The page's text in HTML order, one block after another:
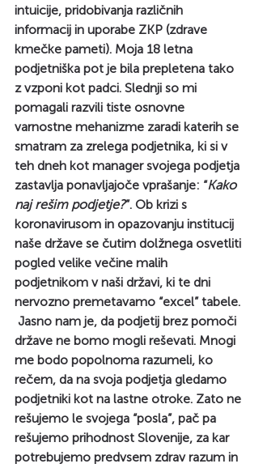
intuicije, pridobivanja različnih
informacij in uporabe ZKP (zdrave
kmečke pameti). Moja 18 letna
podjetniška pot je bila prepletena tako
z vzponi kot padci. Slednji so mi
pomagali razvili tiste osnovne
varnostne mehanizme zaradi katerih se
smatram za zrelega podjetnika, ki si v
teh dneh kot manager svojega podjetja
zastavlja ponavljajoče vprašanje: “Kako
naj rešim podjetje?”. Ob krizi s
koronavirusom in opazovanju institucij
naše države se čutim dolžnega osvetliti
pogled velike večine malih
podjetnikom v naši državi, ki te dni
nervozno premetavamo “excel” tabele.
Jasno nam je, da podjetij brez pomoči
države ne bomo mogli reševati. Mnogi
me bodo popolnoma razumeli, ko
rečem, da na svoja podjetja gledamo
podjetniki kot na lastne otroke. Zato ne
rešujemo le svojega “posla”, pač pa
rešujemo prihodnost Slovenije, za kar
potrebujemo predvsem zdrav razum in